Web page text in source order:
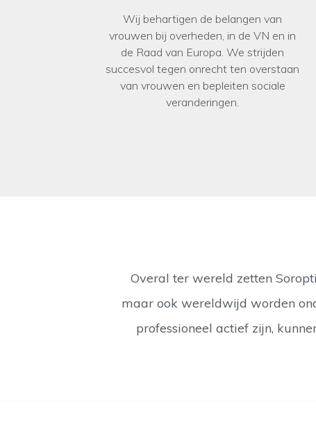
Wij behartigen de belangen van
vrouwen bij overheden, in de VN en in
de Raad van Europa. We strijden
succesvol tegen onrecht ten overstaan
van vrouwen en bepleiten sociale
veranderingen.
Overal ter wereld zetten
maar ook wereldwijd worden
professioneel actief zijn,